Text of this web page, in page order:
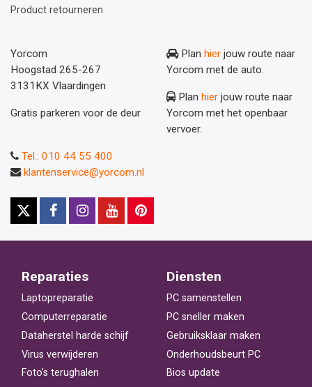
Product retourneren
Yorcom
Hoogstad 265-267
3131KX Vlaardingen
Gratis parkeren voor de deur
Plan hier jouw route naar
Yorcom met de auto.
Plan hier jouw route naar
Yorcom met het openbaar
vervoer.
Tel.: 010 44 55 400
klantenservice@yorcom.nl
Reparaties
Laptopreparatie
Computerreparatie
Dataherstel harde schijf
Virus verwijderen
Foto's terughalen
Diensten
PC samenstellen
PC sneller maken
Gebruiksklaar maken
Onderhoudsbeurt PC
Bios update